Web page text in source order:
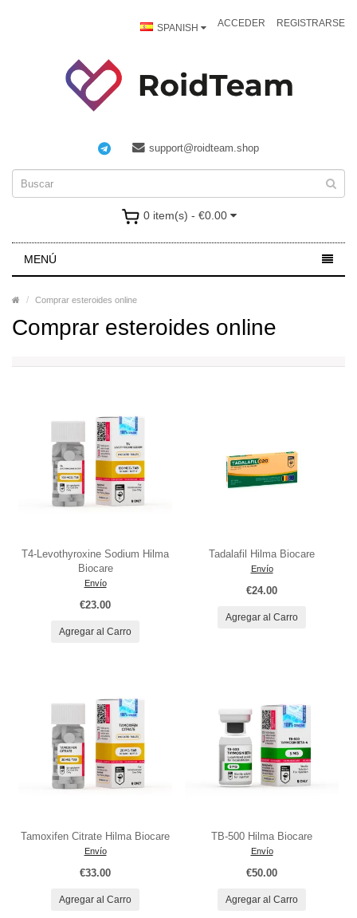
SPANISH ACCEDER REGISTRARSE
support@roidteam.shop
0 item(s) - €0.00
MENÚ
Comprar esteroides online
Comprar esteroides online
T4-Levothyroxine Sodium Hilma
Biocare
Envío
€23.00
Agregar al Carro
Tadalafil Hilma Biocare
Envío
€24.00
Agregar al Carro
Tamoxifen Citrate Hilma Biocare
Envío
€33.00
Agregar al Carro
TB-500 Hilma Biocare
Envío
€50.00
Agregar al Carro